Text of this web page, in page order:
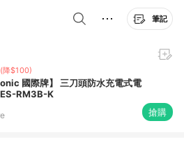
筆記
(降$100)
國際牌】 三刀頭防水充電式電
RM3B-K
搶購